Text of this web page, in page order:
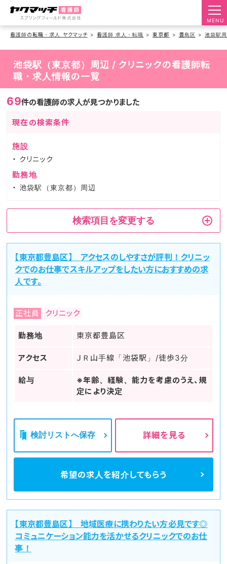
MENU
看護師の転職・求人 ヤクマッチ 看護師 求人・転職 東京都 豊島区 池袋駅
池袋駅（東京都）周辺 / クリニックの看護師転
職・求人情報の一覧
69件の看護師の求人が見つかりました
現在の検索条件
施設
クリニック
勤務地
池袋駅（東京都）周辺
検索項目を変更する
【東京都豊島区】 アクセスのしやすさが評判！クリニッ
クでのお仕事でスキルアップをしたい方におすすめの求
人です。
正社員 クリニック
勤務地 東京都豊島区
アクセス ＪＲ山手線「池袋駅」/徒歩3分
給与
※年齢、経験、能力を考慮のうえ、規
定により決定
検討リストへ保存 詳細を見る
希望の求人を紹介してもらう
【東京都豊島区】 地域医療に携わりたい方必見です◎
コミュニケーション能力を活かせるクリニックでのお仕
事！